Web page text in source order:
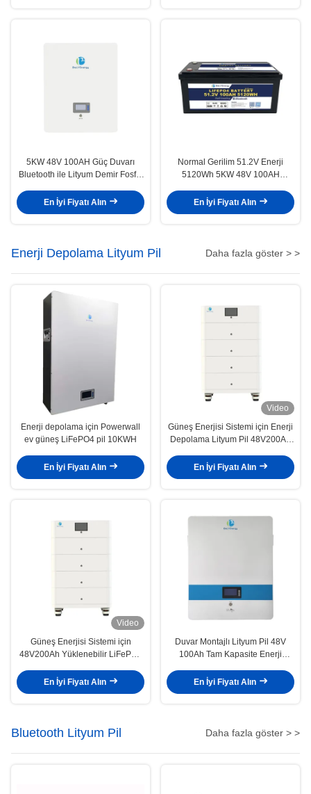
5KW 48V 100AH Güç Duvarı
Bluetooth ile Lityum Demir Fosfat
En İyi Fiyatı Alın
Normal Gerilim 51.2V Enerji
5120Wh 5KW 48V 100AH
Bluetooth ve Kendiliğinden Isıtma
En İyi Fiyatı Alın
Enerji Depolama Lityum Pil Daha fazla göster > >
Enerji depolama için Powerwall
ev güneş LiFePO4 pil 10KWH
En İyi Fiyatı Alın
Video
Güneş Enerjisi Sistemi için Enerji
Depolama Lityum Pil 48V200Ah
Göstericileri ile
En İyi Fiyatı Alın
Video
Güneş Enerjisi Sistemi için
48V200Ah Yüklenebilir LiFePO4
Göstericileri
En İyi Fiyatı Alın
Duvar Montajlı Lityum Pil 48V
100Ah Tam Kapasite Enerji
En İyi Fiyatı Alın
Bluetooth Lityum Pil Daha fazla göster > >